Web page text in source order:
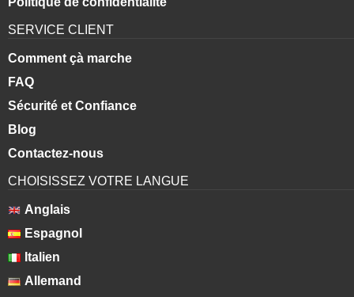
SERVICE CLIENT
Comment çà marche
FAQ
Sécurité et Confiance
Blog
Contactez-nous
CHOISISSEZ VOTRE LANGUE
Anglais
Espagnol
Italien
Allemand